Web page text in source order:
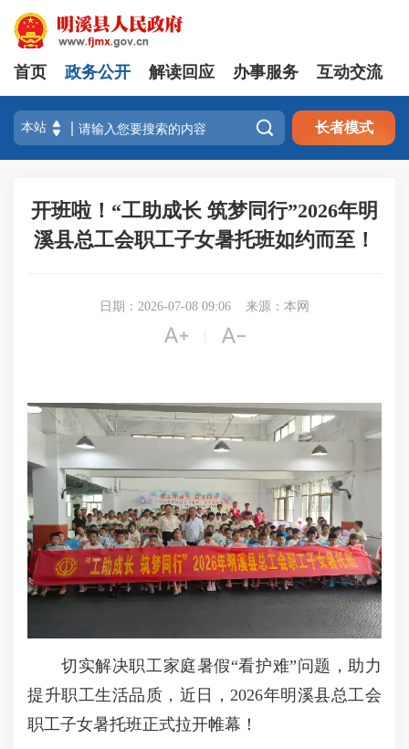
首页 政务公开 解读回应 办事服务 互动交流
 长者模式
开班啦！“工助成长 筑梦同行”2026年明
溪县总工会职工子女暑托班如约而至！
日期：2026-07-08 09:06 来源：本网
 
切实解决职工家庭暑假“看护难”问题，助力
提升职工生活品质，近日，2026年明溪县总工会
职工子女暑托班正式拉开帷幕！